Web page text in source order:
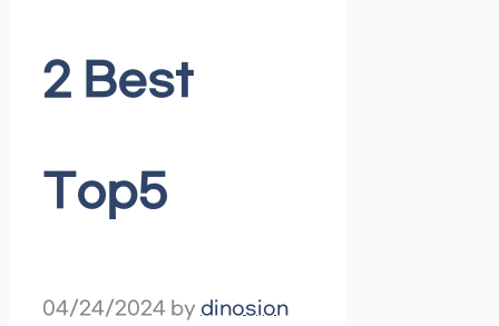
2 Best
Top5
04/24/2024 by dinosion